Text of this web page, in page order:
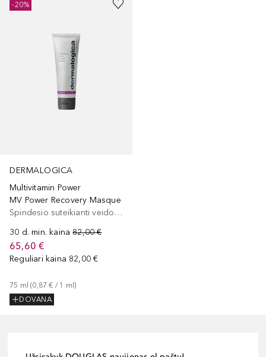
DERMALOGICA
Multivitamin Power
MV Power Recovery Masque
Spindesio suteikianti veido kaukė
30 d. min. kaina 82,00 €
65,60 €
Reguliari kaina 82,00 €
75 ml (0,87 € / 1 ml)
DOVANA
-20%